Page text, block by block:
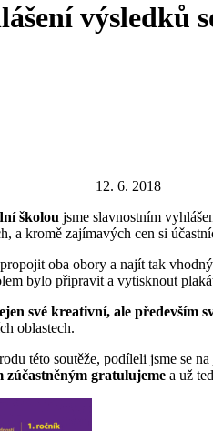
výsledků
12. 6. 2018
školou jsme slavnostním
a kromě zajímavých cen si
oba obory a najít tak
bylo připravit a vytisknout
své kreativní, ale především
oblastech.
této soutěže, podíleli jsme se
zúčastněným gratulujeme a už